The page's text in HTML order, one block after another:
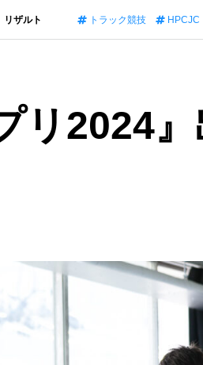
リザルト トラック競技 HPCJC
リ2024